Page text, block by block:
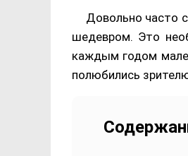
Довольно часто
шедевром. Это
каждым годом
полюбились